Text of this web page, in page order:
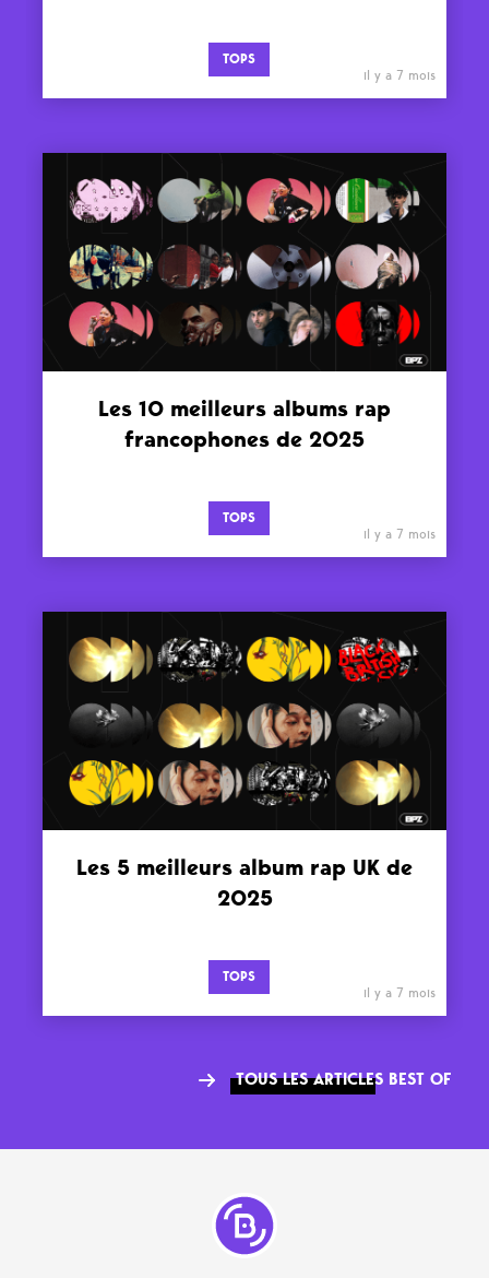
TOPS
il y a 7 mois
Les 10 meilleurs albums rap
francophones de 2025
TOPS
il y a 7 mois
Les 5 meilleurs album rap UK de
2025
TOPS
il y a 7 mois
TOUS LES ARTICLES BEST OF